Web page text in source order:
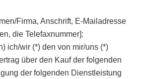
Firma, Anschrift, E-Mailadresse
die Telefaxnummer]:
ich/wir (*) den von mir/uns (*)
über den Kauf der folgenden
der folgenden Dienstleistung